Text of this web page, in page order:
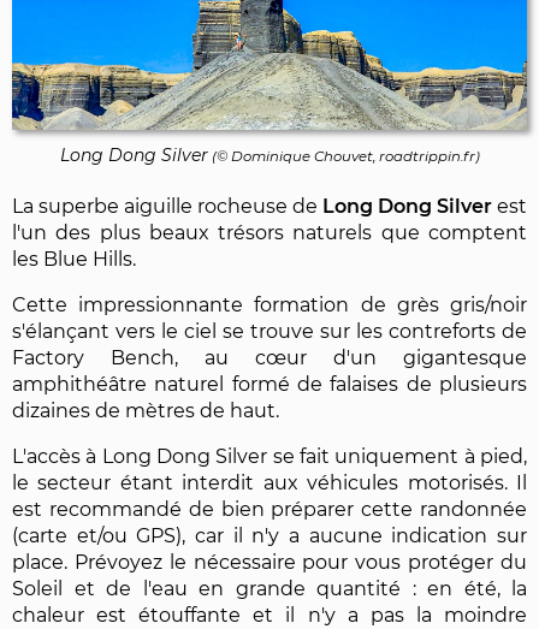
Long Dong Silver(© Dominique Chouvet, roadtrippin.fr)
La superbe aiguille rocheuse de Long Dong Silver est
l'un des plus beaux trésors naturels que comptent
les Blue Hills.
Cette impressionnante formation de grès gris/noir
s'élançant vers le ciel se trouve sur les contreforts de
Factory Bench, au cœur d'un gigantesque
amphithéâtre naturel formé de falaises de plusieurs
dizaines de mètres de haut.
L'accès à Long Dong Silver se fait uniquement à pied,
le secteur étant interdit aux véhicules motorisés. Il
est recommandé de bien préparer cette randonnée
(carte et/ou GPS), car il n'y a aucune indication sur
place. Prévoyez le nécessaire pour vous protéger du
Soleil et de l'eau en grande quantité : en été, la
chaleur est étouffante et il n'y a pas la moindre